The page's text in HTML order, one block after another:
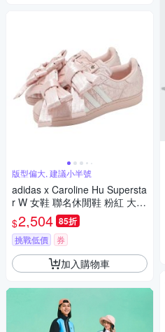
版型偏大, 建議小半號
adidas x Caroline Hu Supersta
r W 女鞋 聯名休閒鞋 粉紅 大蝴
蝶結 緞面 愛迪達 JQ8737
$2,504 85折
挑戰低價 券
加入購物車